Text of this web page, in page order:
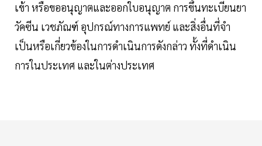
เข้า หรือขออนุญาตและออกใบอนุญาต การขึ้นทะเบียนยา
วัคซีน เวชภัณฑ์ อุปกรณ์ทางการแพทย์ และสิ่งอื่นที่จํา
เป็นหรือเกี่ยวข้องในการดำเนินการดังกล่าว ทั้งที่ดําเนิน
การในประเทศ และในต่างประเทศ